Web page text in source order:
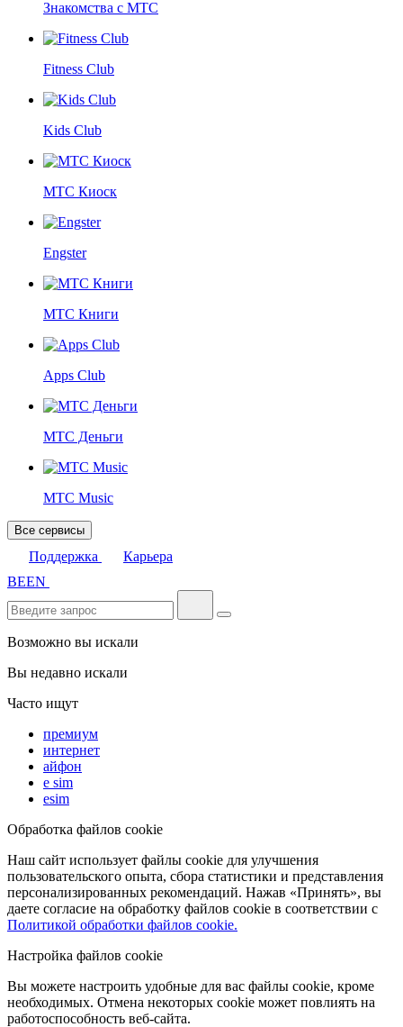
Знакомства с МТС
Fitness Club
Kids Club
МТС Киоск
Engster
МТС Книги
Apps Club
МТС Деньги
МТС Music
Все сервисы
Поддержка
Карьера
BEEN
Возможно вы искали
Вы недавно искали
Часто ищут
премиум
интернет
айфон
e sim
esim
Обработка файлов cookie
Наш сайт использует файлы cookie для улучшения
пользовательского опыта, сбора статистики и представления
персонализированных рекомендаций. Нажав «Принять», вы
даете согласие на обработку файлов cookie в соответствии с
Политикой обработки файлов cookie.
Настройка файлов cookie
Вы можете настроить удобные для вас файлы cookie, кроме
необходимых. Отмена некоторых cookie может повлиять на
работоспособность веб-сайта.